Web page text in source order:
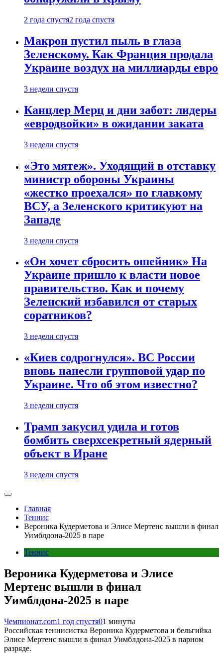
2 года спустя2 года спустя
Макрон пустил пыль в глаза
Зеленскому. Как Франция продала
Украине воздух на миллиарды евро
3 недели спустя
Канцлер Мерц и дни забот: лидеры
«евродвойки» в ожидании заката
3 недели спустя
«Это мятеж». Уходящий в отставку
министр обороны Украины
«жестко проехался» по главкому
ВСУ, а Зеленского критикуют на
Западе
3 недели спустя
«Он хочет сбросить ошейник» На
Украине пришло к власти новое
правительство. Как и почему
Зеленский избавился от старых
соратников?
3 недели спустя
«Киев содрогнулся». ВС России
вновь нанесли групповой удар по
Украине. Что об этом известно?
3 недели спустя
Трамп закусил удила и готов
бомбить сверхсекретный ядерный
объект в Иране
3 недели спустя
Главная
Теннис
Вероника Кудерметова и Элисе Мертенс вышли в финал
Уимблдона-2025 в паре
Теннис
Вероника Кудерметова и Элисе
Мертенс вышли в финал
Уимблдона-2025 в паре
Чемпионат.com1 год спустя01 минуты
Российская теннисистка Вероника Кудерметова и бельгийка
Элисе Мертенс вышли в финал Уимблдона-2025 в парном
разряде.